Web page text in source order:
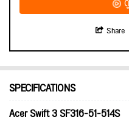
Share
SPECIFICATIONS
Acer Swift 3 SF316-51-514S